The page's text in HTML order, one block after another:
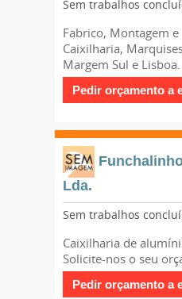
Sem trabalhos
Fabrico, Montagem e
Caixilharia,
Margem Sul e Lisboa.
Lda.
Sem trabalhos
Caixilharia de
Solicite-nos o seu